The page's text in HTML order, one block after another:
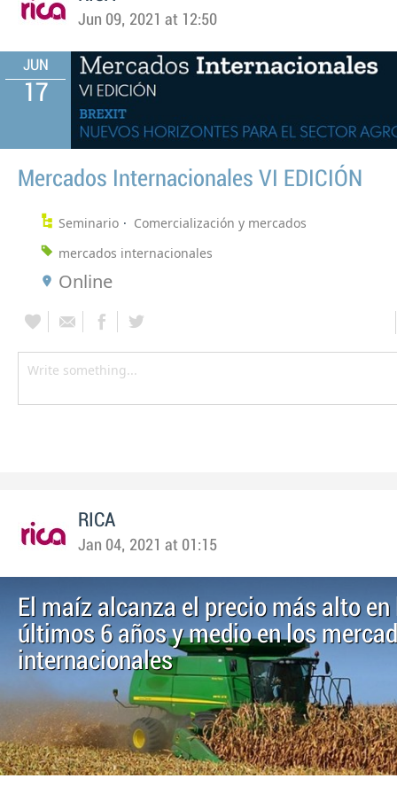
Jun 09, 2021 at 12:50
JUN
17
Mercados Internacionales VI EDICIÓN
Seminario
Comercialización y mercados
mercados internacionales
Online
RICA
Jan 04, 2021 at 01:15
El maíz alcanza el precio más alto en
últimos 6 años y medio en los
internacionales